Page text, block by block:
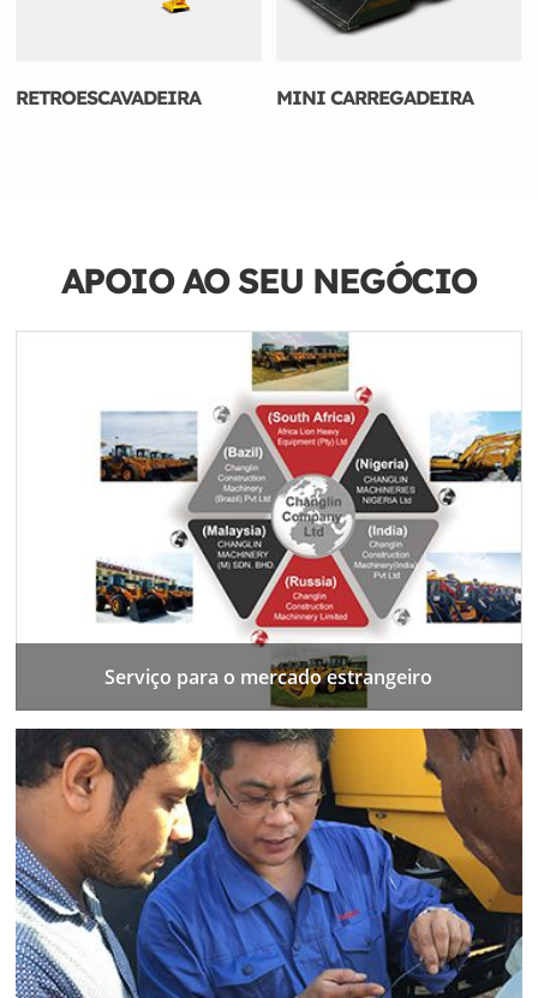
RETROESCAVADEIRA MINI CARREGADEIRA
APOIO AO SEU NEGÓCIO
Serviço para o mercado estrangeiro